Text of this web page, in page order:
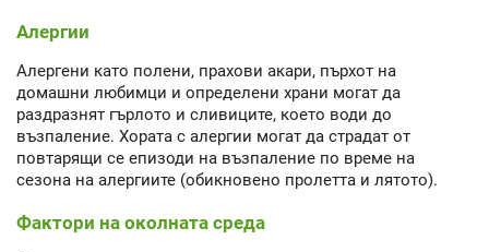
Алергии
Алергени като полени, прахови акари, пърхот на
домашни любимци и определени храни могат да
раздразнят гърлото и сливиците, което води до
възпаление. Хората с алергии могат да страдат от
повтарящи се епизоди на възпаление по време на
сезона на алергиите (обикновено пролетта и лятото).
Фактори на околната среда